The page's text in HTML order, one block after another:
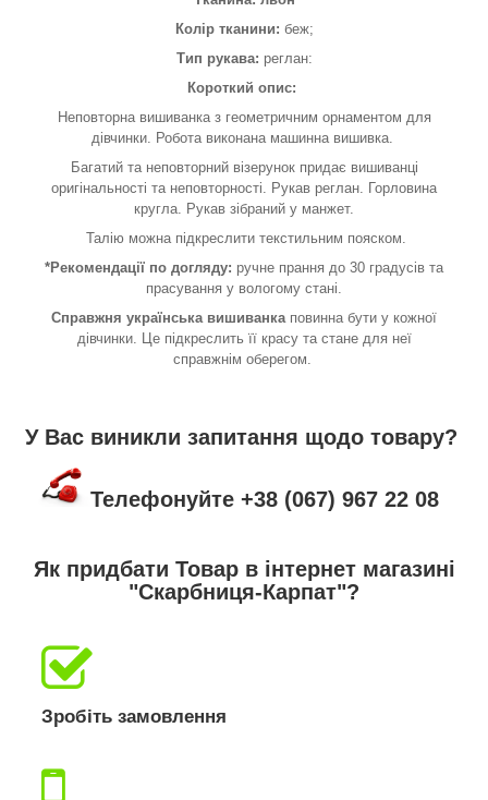
Колір тканини: беж;
Тип рукава: реглан:
Короткий опис:
Неповторна вишиванка з геометричним орнаментом для
дівчинки. Робота виконана машинна вишивка.
Багатий та неповторний візерунок придає вишиванці
оригінальності та неповторності. Рукав реглан. Горловина
кругла. Рукав зібраний у манжет.
Талію можна підкреслити текстильним пояском.
*Рекомендації по догляду: ручне прання до 30 градусів та
прасування у вологому стані.
Справжня українська вишиванка повинна бути у кожної
дівчинки. Це підкреслить її красу та стане для неї
справжнім оберегом.
У Вас виникли запитання щодо товару?
Телефонуйте +38 (067) 967 22 08
Як придбати Товар в інтернет магазині
"Скарбниця-Карпат"?
Зробіть замовлення